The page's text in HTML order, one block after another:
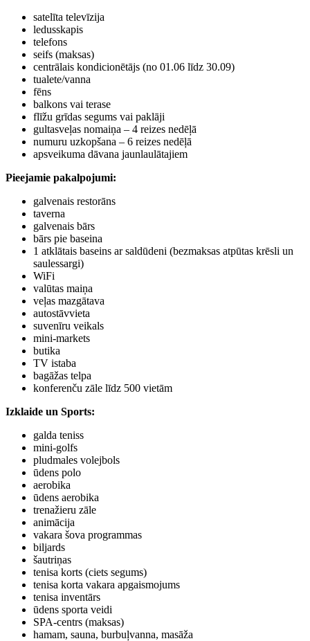
satelīta televīzija
ledusskapis
telefons
seifs (maksas)
centrālais kondicionētājs (no 01.06 līdz 30.09)
tualete/vanna
fēns
balkons vai terase
flīžu grīdas segums vai paklāji
gultasveļas nomaiņa – 4 reizes nedēļā
numuru uzkopšana – 6 reizes nedēļā
apsveikuma dāvana jaunlaulātajiem
Pieejamie pakalpojumi:
galvenais restorāns
taverna
galvenais bārs
bārs pie baseina
1 atklātais baseins ar saldūdeni (bezmaksas atpūtas krēsli un
saulessargi)
WiFi
valūtas maiņa
veļas mazgātava
autostāvvieta
suvenīru veikals
mini-markets
butika
TV istaba
bagāžas telpa
konferenču zāle līdz 500 vietām
Izklaide un Sports:
galda teniss
mini-golfs
pludmales volejbols
ūdens polo
aerobika
ūdens aerobika
trenažieru zāle
animācija
vakara šova programmas
biljards
šautriņas
tenisa korts (ciets segums)
tenisa korta vakara apgaismojums
tenisa inventārs
ūdens sporta veidi
SPA-centrs (maksas)
hamam, sauna, burbuļvanna, masāža